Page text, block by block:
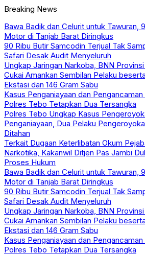
Breaking News
Bawa Badik dan Celurit untuk Tawuran,
Motor di Tanjab Barat Diringkus
90 Ribu Butir Samcodin Terjual Tak
Safari Desak Audit Menyeluruh
Ungkap Jaringan Narkoba, BNN
Cukai Amankan Sembilan Pelaku
Ekstasi dan 146 Gram Sabu
Kasus Penganiayaan dan Pengancaman
Polres Tebo Tetapkan Dua Tersangka
Polres Tebo Ungkap Kasus
Penganiayaan, Dua Pelaku
Ditahan
Terkait Dugaan Keterlibatan Okum
Narkotika, Kakanwil Ditjen Pas Jambi
Proses Hukum
Bawa Badik dan Celurit untuk Tawuran,
Motor di Tanjab Barat Diringkus
90 Ribu Butir Samcodin Terjual Tak
Safari Desak Audit Menyeluruh
Ungkap Jaringan Narkoba, BNN
Cukai Amankan Sembilan Pelaku
Ekstasi dan 146 Gram Sabu
Kasus Penganiayaan dan Pengancaman
Polres Tebo Tetapkan Dua Tersangka